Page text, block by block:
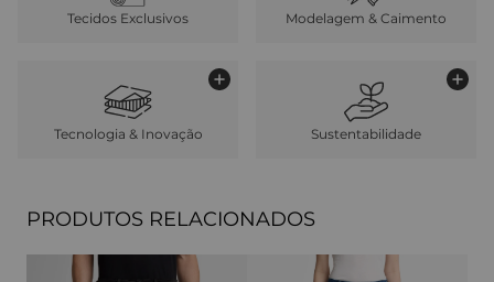
Tecidos Exclusivos Modelagem & Caimento
Tecnologia & Inovação Sustentabilidade
PRODUTOS RELACIONADOS